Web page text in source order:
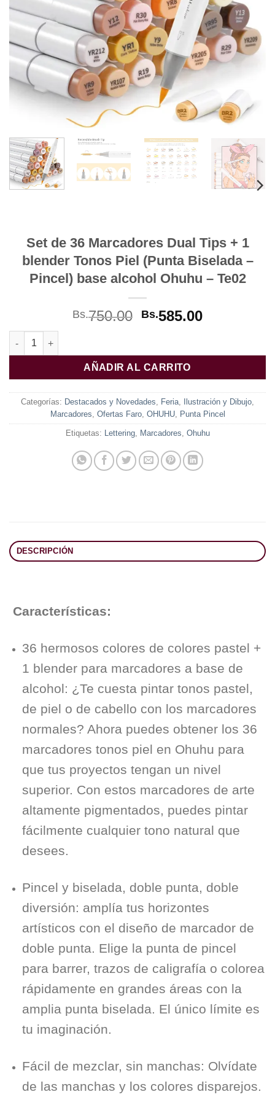
Set de 36 Marcadores Dual Tips + 1
blender Tonos Piel (Punta Biselada –
Pincel) base alcohol Ohuhu – Te02
Bs.750.00 El
era:
Bs.750.00.
Bs.585.00El
es:
Set de 36 Marcadores Dual Tips + 1 blender Tonos Piel
AÑADIR AL CARRITO
Categorías: Destacados y Novedades, Feria, Ilustración y Dibujo,
Marcadores, Ofertas Faro, OHUHU, Punta Pincel
Etiquetas: Lettering, Marcadores, Ohuhu
DESCRIPCIÓN
Características:
36 hermosos colores de colores pastel +
1 blender para marcadores a base de
alcohol: ¿Te cuesta pintar tonos pastel,
de piel o de cabello con los marcadores
normales? Ahora puedes obtener los 36
marcadores tonos piel en Ohuhu para
que tus proyectos tengan un nivel
superior. Con estos marcadores de arte
altamente pigmentados, puedes pintar
fácilmente cualquier tono natural que
desees.
Pincel y biselada, doble punta, doble
diversión: amplía tus horizontes
artísticos con el diseño de marcador de
doble punta. Elige la punta de pincel
para barrer, trazos de caligrafía o colorea
rápidamente en grandes áreas con la
amplia punta biselada. El único límite es
tu imaginación.
Fácil de mezclar, sin manchas: Olvídate
de las manchas y los colores disparejos.